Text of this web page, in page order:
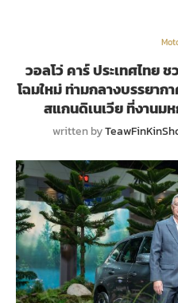
วอลโว่ คาร์ ประเทศไท
โฉมใหม่ ท่ามกลางบรรยา
สแกนดิเนเวีย ที่งานม
written by